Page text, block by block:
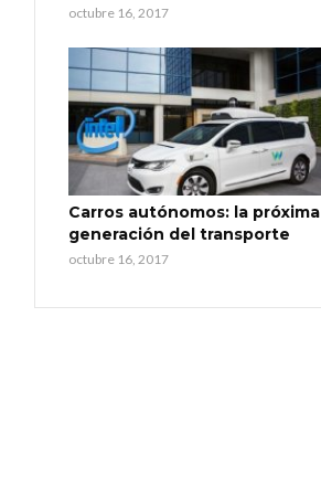
octubre 16, 2017
Carros autónomos: la próxima
generación del transporte
octubre 16, 2017